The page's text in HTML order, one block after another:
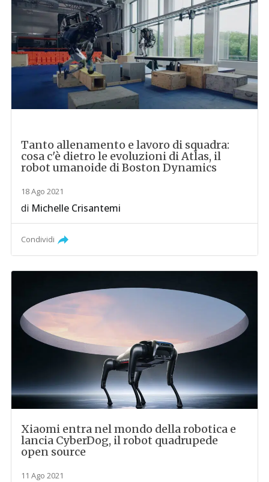
Tanto allenamento e lavoro di squadra:
cosa c'è dietro le evoluzioni di Atlas, il
robot umanoide di Boston Dynamics
18 Ago 2021
di Michelle Crisantemi
Condividi
Xiaomi entra nel mondo della robotica e
lancia CyberDog, il robot quadrupede
open source
11 Ago 2021